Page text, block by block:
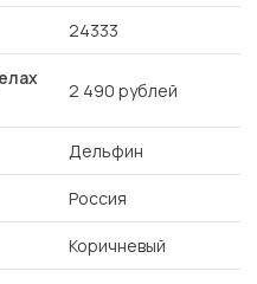
24333
2 490 рублей
Дельфин
Россия
Коричневый